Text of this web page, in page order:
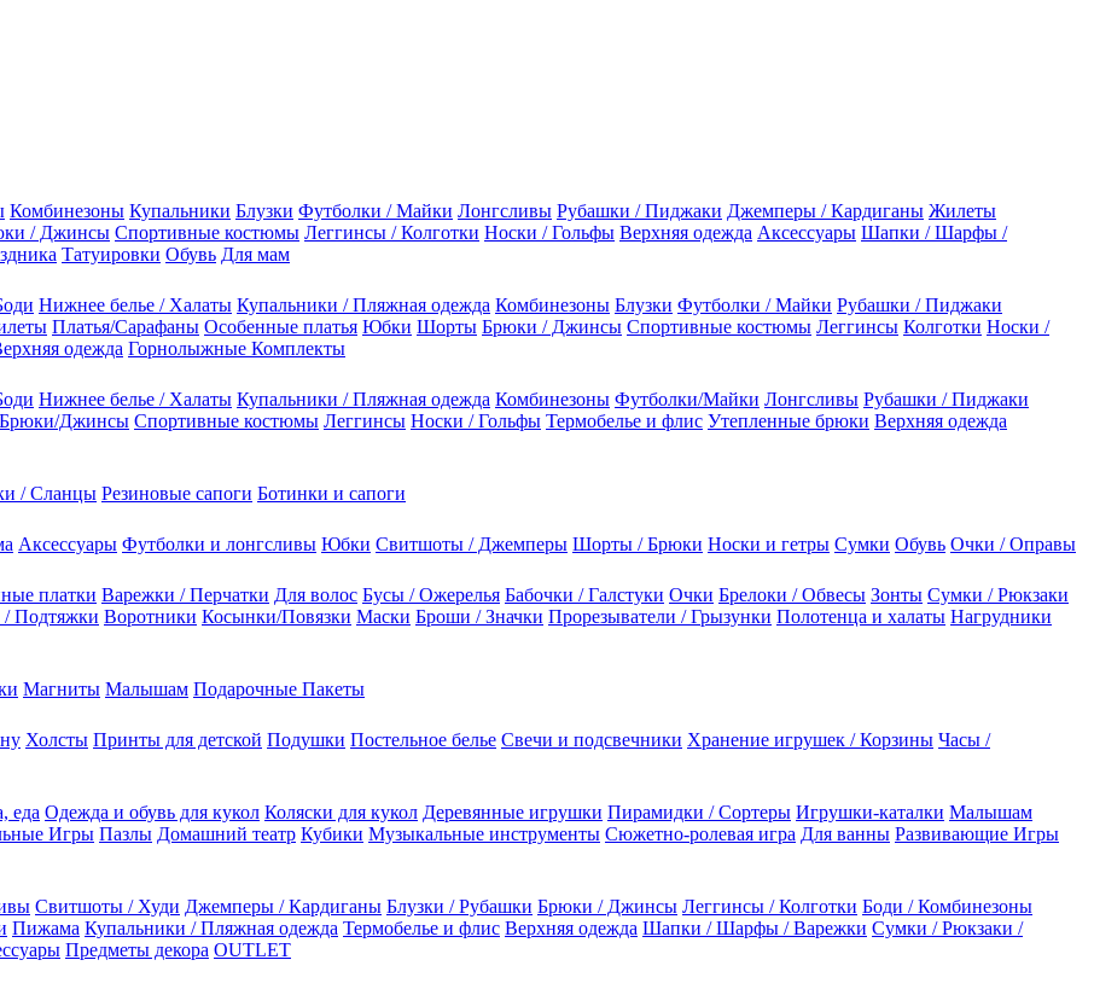
Комбинезоны Купальники Блузки Футболки / Майки Лонгсливы Рубашки / Пиджаки Джемперы / Кардиганы Жилеты
/ Джинсы Спортивные костюмы Леггинсы / Колготки Носки / Гольфы Верхняя одежда Аксессуары Шапки / Шарфы /
Татуировки Обувь Для мам
Нижнее белье / Халаты Купальники / Пляжная одежда Комбинезоны Блузки Футболки / Майки Рубашки / Пиджаки
Платья/Сарафаны Особенные платья Юбки Шорты Брюки / Джинсы Спортивные костюмы Леггинсы Колготки Носки /
одежда Горнолыжные Комплекты
Нижнее белье / Халаты Купальники / Пляжная одежда Комбинезоны Футболки/Майки Лонгсливы Рубашки / Пиджаки
Брюки/Джинсы Спортивные костюмы Леггинсы Носки / Гольфы Термобелье и флис Утепленные брюки Верхняя одежда
/ Сланцы Резиновые сапоги Ботинки и сапоги
Аксессуары Футболки и лонгсливы Юбки Свитшоты / Джемперы Шорты / Брюки Носки и гетры Сумки Обувь Очки / Оправы
платки Варежки / Перчатки Для волос Бусы / Ожерелья Бабочки / Галстуки Очки Брелоки / Обвесы Зонты Сумки / Рюкзаки
Подтяжки Воротники Косынки/Повязки Маски Броши / Значки Прорезыватели / Грызунки Полотенца и халаты Нагрудники
Магниты Малышам Подарочные Пакеты
Холсты Принты для детской Подушки Постельное белье Свечи и подсвечники Хранение игрушек / Корзины Часы /
еда Одежда и обувь для кукол Коляски для кукол Деревянные игрушки Пирамидки / Сортеры Игрушки-каталки Малышам
Игры Пазлы Домашний театр Кубики Музыкальные инструменты Сюжетно-ролевая игра Для ванны Развивающие Игры
Свитшоты / Худи Джемперы / Кардиганы Блузки / Рубашки Брюки / Джинсы Леггинсы / Колготки Боди / Комбинезоны
Пижама Купальники / Пляжная одежда Термобелье и флис Верхняя одежда Шапки / Шарфы / Варежки Сумки / Рюкзаки /
Предметы декора OUTLET